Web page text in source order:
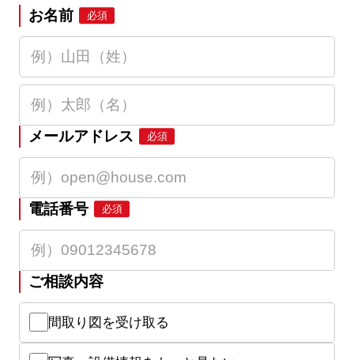
お名前 必須
メールアドレス 必須
電話番号 必須
ご相談内容
間取り図を受け取る